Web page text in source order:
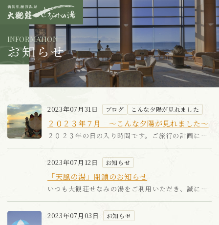
INFORMATION
お知らせ
2023年07月31日 ブログ こんな夕陽が見れました
２０２３年７月 ～こんな夕陽が見れました～
２０２３年の日の入り時間です。ご旅行の計画にお役立て下さい(^^♪...
2023年07月12日 お知らせ
「天風の湯」閉鎖のお知らせ
いつも大観荘せなみの湯をご利用いただき、誠にありがとうございます。皆様には大変ご愛顧いただき、心より感謝申し...
2023年07月03日 お知らせ